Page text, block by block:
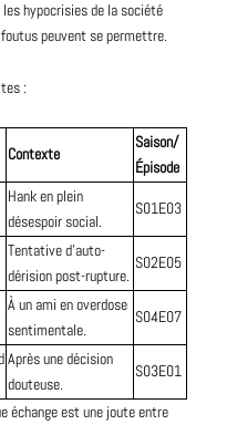
hypocrisies de la société
peuvent se permettre.
:
Contexte
Saison/
Épisode
Hank en plein
désespoir social.
S01E03
Tentative d’auto-
dérision post-rupture.
S02E05
À un ami en overdose
sentimentale.
S04E07
Après une décision
douteuse.
S03E01
échange est une joute entre